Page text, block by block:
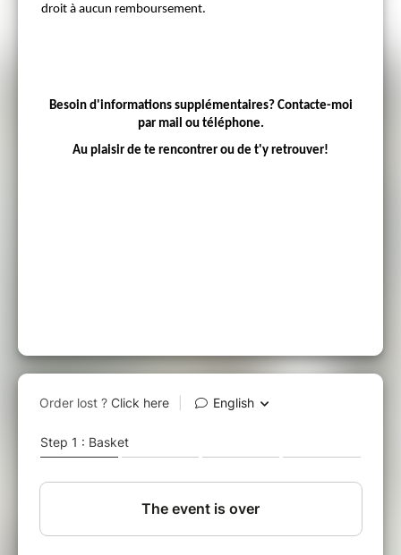
droit à aucun remboursement.
Besoin d'informations supplémentaires? Contacte-moi
par mail ou téléphone.
Au plaisir de te rencontrer ou de t'y retrouver!